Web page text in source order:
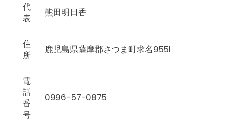
代
表
熊田明日香
住
所
鹿児島県薩摩郡さつま町求名9551
電
話
番
号
0996-57-0875